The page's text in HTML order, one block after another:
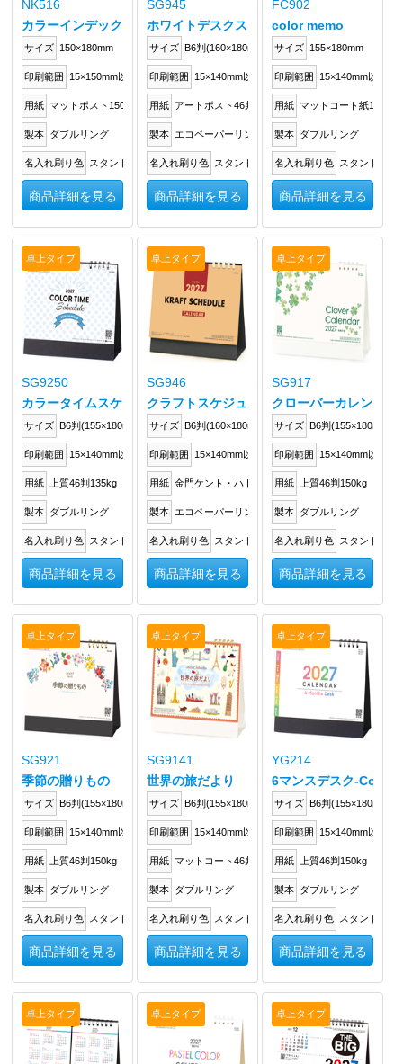
NK516
カラーインデックス
サイズ 150×180mm
印刷範囲 15×150mm以内
用紙 マットポスト150kg
製本 ダブルリング
名入れ刷り色 スタンドに箔押し
商品詳細を見る
SG945
ホワイトデスクスタンド
サイズ B6判(160×180mm)
印刷範囲 15×140mm以内
用紙 アートポスト46判200kg
製本 エコペーパーリング
名入れ刷り色 スタンドに箔押し
商品詳細を見る
FC902
color memo
サイズ 155×180mm
印刷範囲 15×140mm以内
用紙 マットコート紙135kg
製本 ダブルリング
名入れ刷り色 スタンドに箔
商品詳細を見る
卓上タイプ
SG9250
カラータイムスケジュール
サイズ B6判(155×180mm)
印刷範囲 15×140mm以内
用紙 上質46判135kg
製本 ダブルリング
名入れ刷り色 スタンドに箔押し
商品詳細を見る
卓上タイプ
SG946
クラフトスケジュール
サイズ B6判(160×180mm)
印刷範囲 15×140mm以内
用紙 金門ケント・ハトロン判129.5kg
製本 エコペーパーリング
名入れ刷り色 スタンドに箔押し
商品詳細を見る
卓上タイプ
SG917
クローバーカレンダー
サイズ B6判(155×180mm)
印刷範囲 15×140mm以内
用紙 上質46判150kg
製本 ダブルリング
名入れ刷り色 スタンドに箔
商品詳細を見る
卓上タイプ
SG921
季節の贈りもの
サイズ B6判(155×180mm)
印刷範囲 15×140mm以内
用紙 上質46判150kg
製本 ダブルリング
名入れ刷り色 スタンドに箔押し
商品詳細を見る
卓上タイプ
SG9141
世界の旅だより
サイズ B6判(155×180mm)
印刷範囲 15×140mm以内
用紙 マットコート46判135kg
製本 ダブルリング
名入れ刷り色 スタンドに箔押し
商品詳細を見る
卓上タイプ
YG214
6マンスデスク-Color-
サイズ B6判(155×180mm)
印刷範囲 15×140mm以内
用紙 上質46判150kg
製本 ダブルリング
名入れ刷り色 スタンドに箔
商品詳細を見る
卓上タイプ 卓上タイプ 卓上タイプ